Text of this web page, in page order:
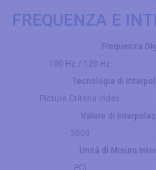
FREQUENZA E
Frequenza
100 Hz / 120 Hz
Tecnologia di
Picture Criteria Index
Valore di
3000
Unità di Misura
PCI